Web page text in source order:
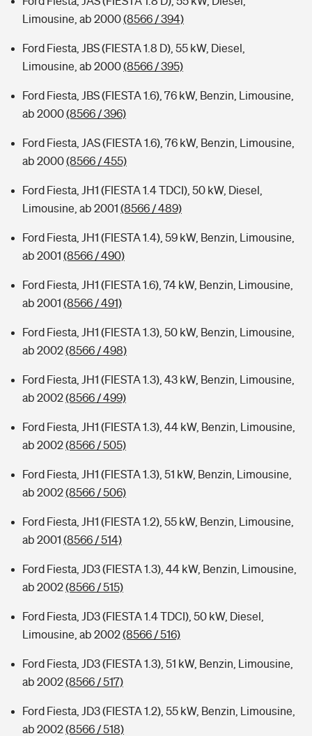
Limousine, ab 2000(8566 / 394)
Ford Fiesta, JBS (FIESTA 1.8 D), 55 kW, Diesel,
Limousine, ab 2000(8566 / 395)
Ford Fiesta, JBS (FIESTA 1.6), 76 kW, Benzin, Limousine,
ab 2000(8566 / 396)
Ford Fiesta, JAS (FIESTA 1.6), 76 kW, Benzin, Limousine,
ab 2000(8566 / 455)
Ford Fiesta, JH1 (FIESTA 1.4 TDCI), 50 kW, Diesel,
Limousine, ab 2001 (8566 / 489)
Ford Fiesta, JH1 (FIESTA 1.4), 59 kW, Benzin, Limousine,
ab 2001 (8566 / 490)
Ford Fiesta, JH1 (FIESTA 1.6), 74 kW, Benzin, Limousine,
ab 2001 (8566 / 491)
Ford Fiesta, JH1 (FIESTA 1.3), 50 kW, Benzin, Limousine,
ab 2002(8566 / 498)
Ford Fiesta, JH1 (FIESTA 1.3), 43 kW, Benzin, Limousine,
ab 2002(8566 / 499)
Ford Fiesta, JH1 (FIESTA 1.3), 44 kW, Benzin, Limousine,
ab 2002(8566 / 505)
Ford Fiesta, JH1 (FIESTA 1.3), 51 kW, Benzin, Limousine,
ab 2002(8566 / 506)
Ford Fiesta, JH1 (FIESTA 1.2), 55 kW, Benzin, Limousine,
ab 2001 (8566 / 514)
Ford Fiesta, JD3 (FIESTA 1.3), 44 kW, Benzin, Limousine,
ab 2002(8566 / 515)
Ford Fiesta, JD3 (FIESTA 1.4 TDCI), 50 kW, Diesel,
Limousine, ab 2002(8566 / 516)
Ford Fiesta, JD3 (FIESTA 1.3), 51 kW, Benzin, Limousine,
ab 2002(8566 / 517)
Ford Fiesta, JD3 (FIESTA 1.2), 55 kW, Benzin, Limousine,
ab 2002(8566 / 518)